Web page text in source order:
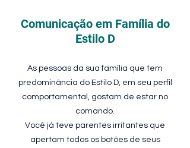
Comunicação em Família do
Estilo D
As pessoas da sua família que tem
predominância do Estilo D, em seu perfil
comportamental, gostam de estar no
comando.
Você já teve parentes irritantes que
apertam todos os botões de seus